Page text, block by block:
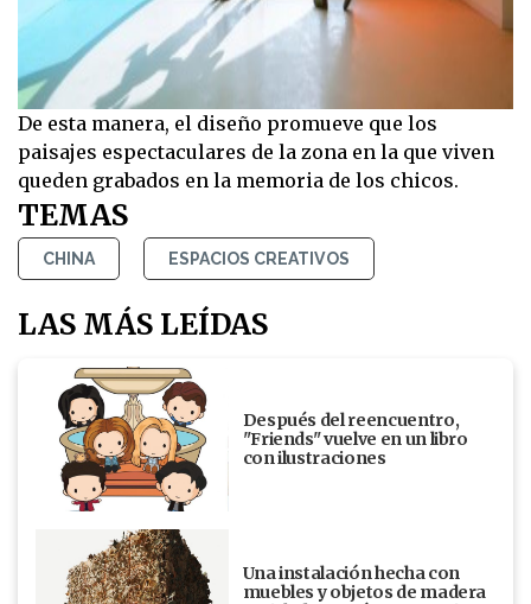
De esta manera, el diseño promueve que los
paisajes espectaculares de la zona en la que viven
queden grabados en la memoria de los chicos.
TEMAS
CHINA ESPACIOS CREATIVOS
LAS MÁS LEÍDAS
Después del reencuentro,
"Friends" vuelve en un libro
con ilustraciones
Una instalación hecha con
muebles y objetos de madera